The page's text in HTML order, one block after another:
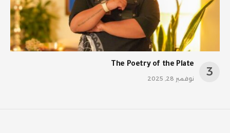
The Poetry of the Plate
نوفمبر 28, 2025